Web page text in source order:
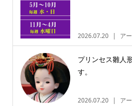
2026.07.20 ア
プリンセス雛人
す。
2026.07.20 ア